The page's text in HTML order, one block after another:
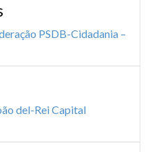
PSDB-Cidadania –
del-Rei Capital